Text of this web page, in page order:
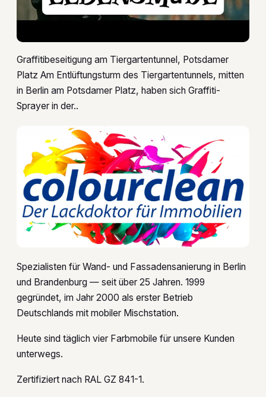
Graffitibeseitigung am Tiergartentunnel, Potsdamer
Platz Am Entlüftungsturm des Tiergartentunnels, mitten
in Berlin am Potsdamer Platz, haben sich Graffiti-
Sprayer in der..
Spezialisten für Wand- und Fassadensanierung in Berlin
und Brandenburg — seit über 25 Jahren. 1999
gegründet, im Jahr 2000 als erster Betrieb
Deutschlands mit mobiler Mischstation.
Heute sind täglich vier Farbmobile für unsere Kunden
unterwegs.
Zertifiziert nach RAL GZ 841-1.